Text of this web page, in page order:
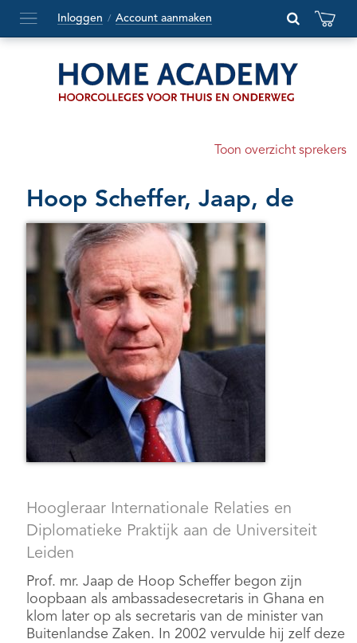
Hoofdmenu
openen
Inloggen / Account aanmaken
Toon overzicht sprekers
Hoop Scheffer, Jaap, de
Hoogleraar Internationale Relaties en
Diplomatieke Praktijk aan de Universiteit
Leiden
Prof. mr. Jaap de Hoop Scheffer begon zijn
loopbaan als ambassadesecretaris in Ghana en
klom later op als secretaris van de minister van
Buitenlandse Zaken. In 2002 vervulde hij zelf deze